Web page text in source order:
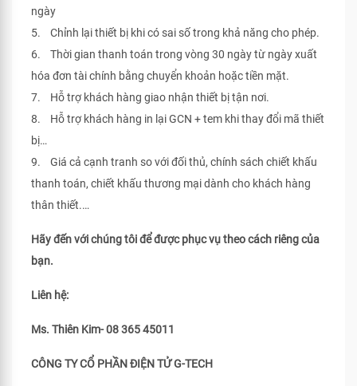
ngày
5. Chỉnh lại thiết bị khi có sai số trong khả năng cho phép.
6. Thời gian thanh toán trong vòng 30 ngày từ ngày xuất
hóa đơn tài chính bằng chuyển khoản hoặc tiền mặt.
7. Hỗ trợ khách hàng giao nhận thiết bị tận nơi.
8. Hỗ trợ khách hàng in lại GCN + tem khi thay đổi mã thiết
bị…
9. Giá cả cạnh tranh so với đối thủ, chính sách chiết khấu
thanh toán, chiết khấu thương mại dành cho khách hàng
thân thiết.…
Hãy đến với chúng tôi để được phục vụ theo cách riêng của
bạn.
Liên hệ:
Ms. Thiên Kim- 08 365 45011
CÔNG TY CỔ PHẦN ĐIỆN TỬ G-TECH